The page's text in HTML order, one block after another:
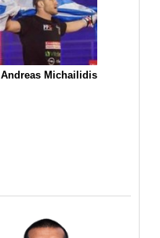
Andreas Michailidis